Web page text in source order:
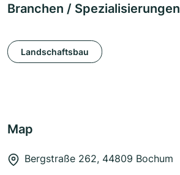
Branchen / Spezialisierungen
Landschaftsbau
Map
Bergstraße 262, 44809 Bochum